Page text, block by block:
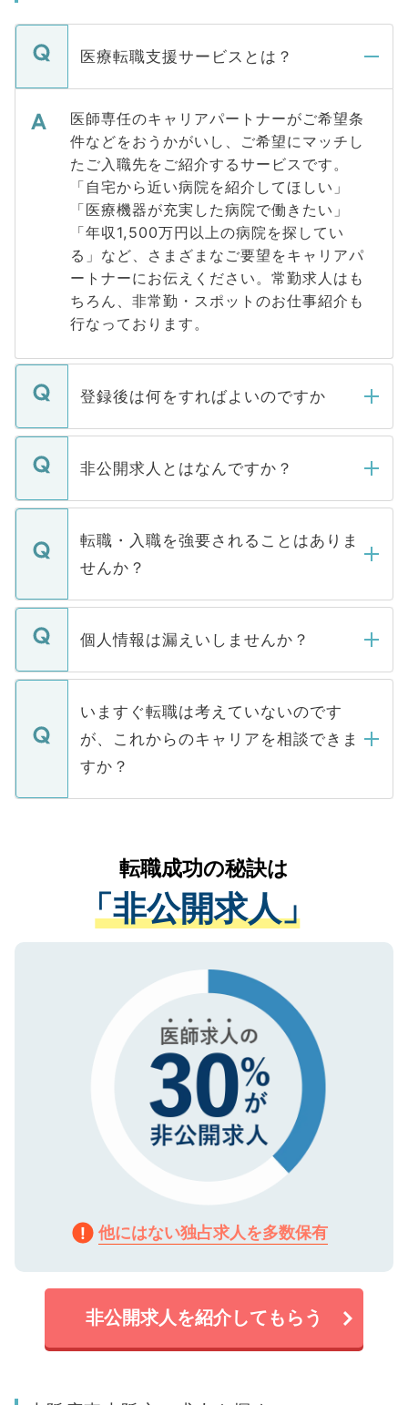
医療転職支援サービスとは？
医師専任のキャリアパートナーがご希望条
件などをおうかがいし、ご希望にマッチし
たご入職先をご紹介するサービスです。
「自宅から近い病院を紹介してほしい」
「医療機器が充実した病院で働きたい」
「年収1,500万円以上の病院を探してい
る」など、さまざまなご要望をキャリアパ
ートナーにお伝えください。常勤求人はも
ちろん、非常勤・スポットのお仕事紹介も
行なっております。
登録後は何をすればよいのですか
ご登録いただきましたら、弊社担当者がご
登録内容を確認し、その後メールもしくは
ます。通常、5営業日以内にはご連絡をせて
いただきますので、しばらくお待ちくださ
非公開求人とはなんですか？
マイナビDOCTORで取り扱っている求人の
うち約3割は、Webサイトからご覧いただ
けない「非公開求人」です。非公開求人は
下記の理由によって、一般には公開してい
ません。
■応募殺到を避けるため 人気のある医療機
関を公にしてしまうと、応募が殺到する場
に、医療機関が求める条件に合った人材の
みを人材紹介会社に依頼するケースが増え
ています。
転職・入職を強要されることはありま
せんか？
転職・入職を強要することは一切ありませ
ん。また、仮に応募先から内定をいただい
定を承諾する必要はありません。内定先へ
の辞退の連絡はキャリアパートナーが行い
個人情報は漏えいしませんか？
個人情報が漏えいすることはありませんの
で、ご安心ください。当サイトからの登録
などで収集したご登録者様の個人情報は、
ご本人のキャリアアップおよび転職活動の
支援を目的に使用いたします。お預かりし
ているすべての個人データはご本人の許可
は、個人情報の取り扱いについての厳密な
管理基準を満たした事業者のみに付与され
る、プライバシーマークを取得済みです。
で、機密保持に関してもご安心ください。
いますぐ転職は考えていないのです
が、これからのキャリアを相談できま
すか？
かがいして、現在の医療機関の状況や紹介
経験をまじえながら、適切なアドバイスを
させていただきます。すぐにご転職をされ
ない方には、長期的なサポートが可能です
ので、まずはご登録ください。
転職成功の秘訣は
「非公開求人」
他にはない独占求人を多数保有
非公開求人を紹介してもらう